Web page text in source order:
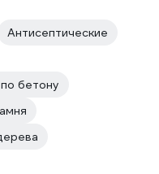
Антисептические
бетону